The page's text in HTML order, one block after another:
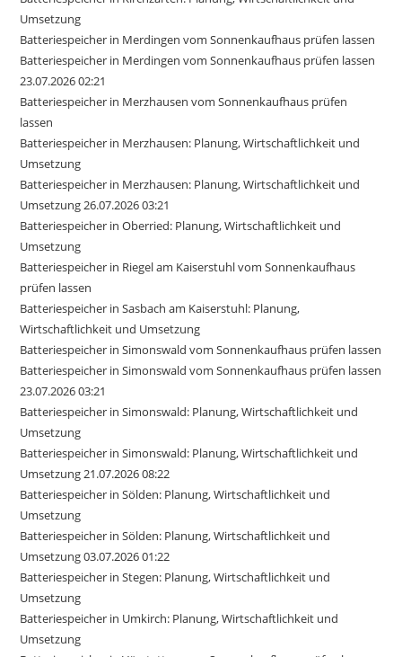
Umsetzung
Batteriespeicher in Merdingen vom Sonnenkaufhaus prüfen lassen
Batteriespeicher in Merdingen vom Sonnenkaufhaus prüfen lassen
23.07.2026 02:21
Batteriespeicher in Merzhausen vom Sonnenkaufhaus prüfen
lassen
Batteriespeicher in Merzhausen: Planung, Wirtschaftlichkeit und
Umsetzung
Batteriespeicher in Merzhausen: Planung, Wirtschaftlichkeit und
Umsetzung 26.07.2026 03:21
Batteriespeicher in Oberried: Planung, Wirtschaftlichkeit und
Umsetzung
Batteriespeicher in Riegel am Kaiserstuhl vom Sonnenkaufhaus
prüfen lassen
Batteriespeicher in Sasbach am Kaiserstuhl: Planung,
Wirtschaftlichkeit und Umsetzung
Batteriespeicher in Simonswald vom Sonnenkaufhaus prüfen lassen
Batteriespeicher in Simonswald vom Sonnenkaufhaus prüfen lassen
23.07.2026 03:21
Batteriespeicher in Simonswald: Planung, Wirtschaftlichkeit und
Umsetzung
Batteriespeicher in Simonswald: Planung, Wirtschaftlichkeit und
Umsetzung 21.07.2026 08:22
Batteriespeicher in Sölden: Planung, Wirtschaftlichkeit und
Umsetzung
Batteriespeicher in Sölden: Planung, Wirtschaftlichkeit und
Umsetzung 03.07.2026 01:22
Batteriespeicher in Stegen: Planung, Wirtschaftlichkeit und
Umsetzung
Batteriespeicher in Umkirch: Planung, Wirtschaftlichkeit und
Umsetzung